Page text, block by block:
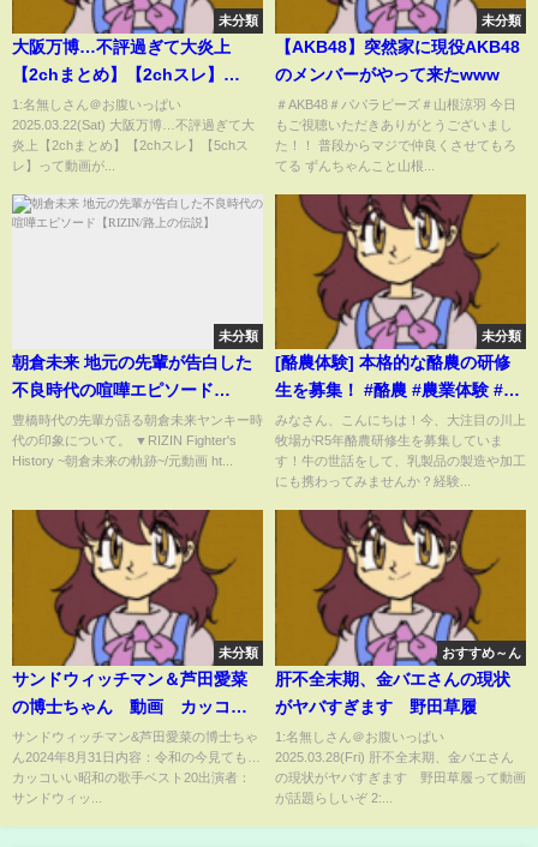
未分類
大阪万博…不評過ぎて大炎上
【2chまとめ】【2chスレ】
【5chスレ】
1:名無しさん＠お腹いっぱい
2025.03.22(Sat) 大阪万博…不評過ぎて大
炎上【2chまとめ】【2chスレ】【5chス
レ】って動画が...
未分類
【AKB48】突然家に現役AKB48
のメンバーがやって来たwww
＃AKB48＃パパラピーズ＃山根涼羽 今日
もご視聴いただきありがとうございまし
た！！ 普段からマジで仲良くさせてもろ
てる ずんちゃんこと山根...
未分類
朝倉未来 地元の先輩が告白した
不良時代の喧嘩エピソード
【RIZIN/路上の伝説】
豊橋時代の先輩が語る朝倉未来ヤンキー時
代の印象について。 ▼RIZIN Fighter's
History ~朝倉未来の軌跡~/元動画 ht...
未分類
[酪農体験] 本格的な酪農の研修
生を募集！ #酪農 #農業体験 #畜
産 #自然暮らし #農業生活 #研修
生募集 #牧場ライフ #就活 #求人
#研修生
みなさん、こんにちは！今、大注目の川上
牧場がR5年酪農研修生を募集していま
す！牛の世話をして、乳製品の製造や加工
にも携わってみませんか？経験...
未分類
サンドウィッチマン＆芦田愛菜
の博士ちゃん 動画 カッコい
い昭和の歌手ベスト20 8月31日
サンドウィッチマン&芦田愛菜の博士ちゃ
ん2024年8月31日内容：令和の今見ても…
カッコいい昭和の歌手ベスト20出演者：
サンドウィッ...
おすすめ～ん
肝不全末期、金バエさんの現状
がヤバすぎます 野田草履
1:名無しさん＠お腹いっぱい
2025.03.28(Fri) 肝不全末期、金バエさん
の現状がヤバすぎます 野田草履って動画
が話題らしいぞ 2:...